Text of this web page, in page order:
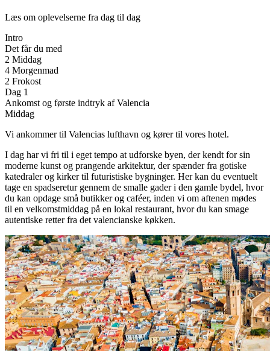
Læs om oplevelserne fra dag til dag
Intro
Det får du med
2 Middag
4 Morgenmad
2 Frokost
Dag 1
Ankomst og første indtryk af Valencia
Middag
Vi ankommer til Valencias lufthavn og kører til vores hotel.
I dag har vi fri til i eget tempo at udforske byen, der kendt for sin
moderne kunst og prangende arkitektur, der spænder fra gotiske
katedraler og kirker til futuristiske bygninger. Her kan du eventuelt
tage en spadseretur gennem de smalle gader i den gamle bydel, hvor
du kan opdage små butikker og caféer, inden vi om aftenen mødes
til en velkomstmiddag på en lokal restaurant, hvor du kan smage
autentiske retter fra det valencianske køkken.